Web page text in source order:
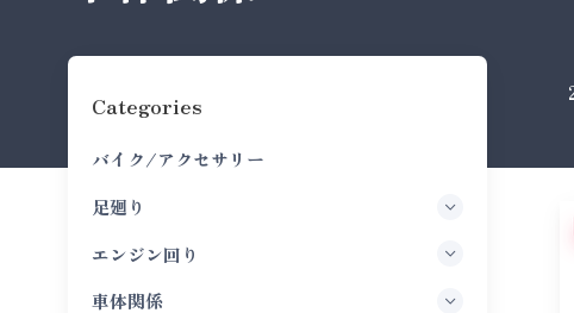
Categories
バイク/アクセサリー
足廻り
エンジン回り
車体関係